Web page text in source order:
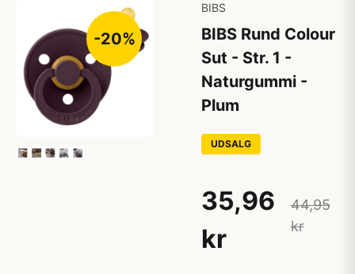
-20%
BIBS
BIBS Rund Colour
Sut - Str. 1 -
Naturgummi -
Plum
UDSALG
35,96
kr
44,95
kr